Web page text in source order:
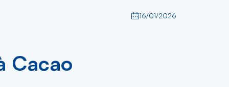
16/01/2026
Cacao